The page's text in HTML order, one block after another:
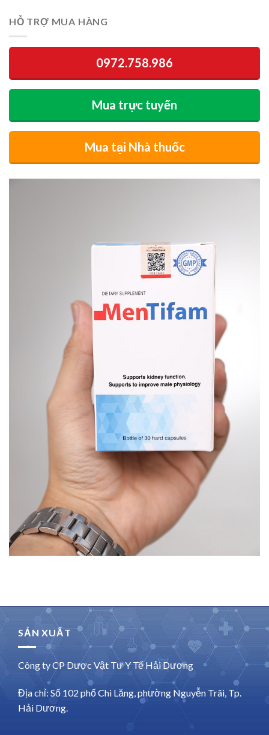
HỖ TRỢ MUA HÀNG
0972.758.986
Mua trực tuyến
Mua tại Nhà thuốc
SẢN XUẤT
Công ty CP Dược Vật Tư Y Tế Hải Dương
Địa chỉ: Số 102 phố Chi Lăng, phường Nguyễn Trãi, Tp.
Hải Dương.